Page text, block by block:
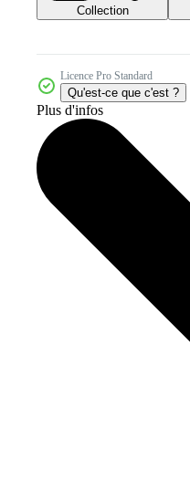
Collection
Licence Pro Standard
Qu'est-ce que c'est ?
Plus d'infos